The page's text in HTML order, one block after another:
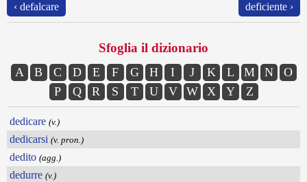
‹ defalcare deficiente ›
Sfoglia il dizionario
A B C D E F G H I J K L M N
O
P
Q R S T U V W X Y Z
dedicare (v.)
dedicarsi (v. pron.)
dedito (agg.)
dedurre (v.)